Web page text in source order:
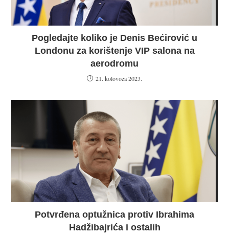
Pogledajte koliko je Denis Bećirović u
Londonu za korištenje VIP salona na
aerodromu
21. kolovoza 2023.
Potvrđena optužnica protiv Ibrahima
Hadžibajrića i ostalih